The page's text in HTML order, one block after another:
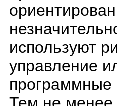
используют
управление
программные